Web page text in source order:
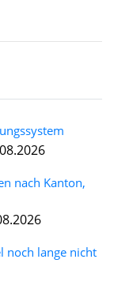
nach Kanton,
noch lange nicht